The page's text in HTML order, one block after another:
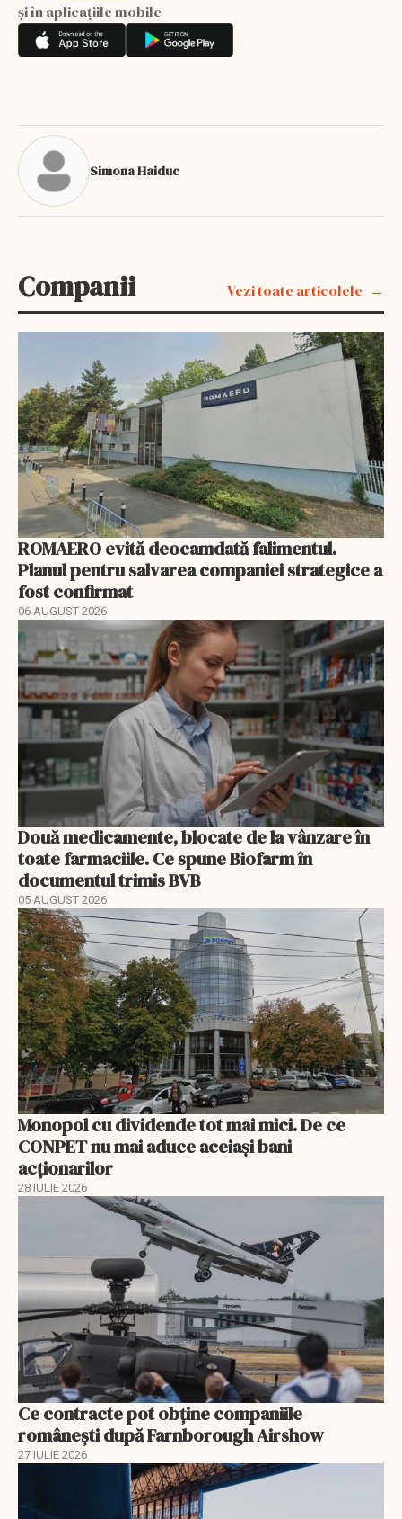
și în aplicațiile mobile
Simona Haiduc
Companii Vezi toate articolele
ROMAERO evită deocamdată falimentul.
Planul pentru salvarea companiei strategice a
fost confirmat
06 AUGUST 2026
Două medicamente, blocate de la vânzare în
toate farmaciile. Ce spune Biofarm în
documentul trimis BVB
05 AUGUST 2026
Monopol cu dividende tot mai mici. De ce
CONPET nu mai aduce aceiași bani
acționarilor
28 IULIE 2026
Ce contracte pot obține companiile
românești după Farnborough Airshow
27 IULIE 2026